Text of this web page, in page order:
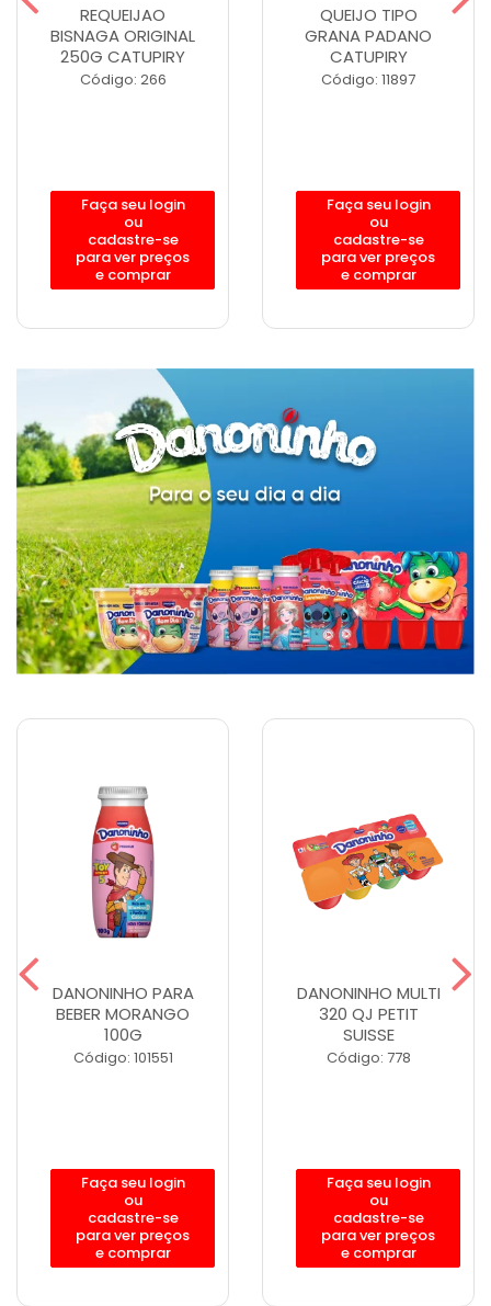
REQUEIJAO
BISNAGA ORIGINAL
250G CATUPIRY
Código: 266
Faça seu login
ou
cadastre-se
para ver preços
e comprar
QUEIJO TIPO
GRANA PADANO
CATUPIRY
Código: 11897
Faça seu login
ou
cadastre-se
para ver preços
e comprar
DANONINHO PARA
BEBER MORANGO
100G
Código: 101551
Faça seu login
ou
cadastre-se
para ver preços
e comprar
DANONINHO MULTI
320 QJ PETIT
SUISSE
Código: 778
Faça seu login
ou
cadastre-se
para ver preços
e comprar